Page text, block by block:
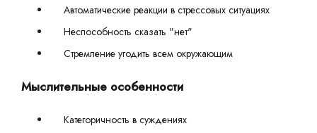
Автоматические реакции в стрессовых ситуациях
Неспособность сказать "нет"
Стремление угодить всем окружающим
Мыслительные особенности
Категоричность в суждениях